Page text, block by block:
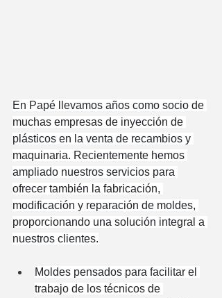
En Papé llevamos años como socio de
muchas empresas de inyección de
plásticos en la venta de recambios y
maquinaria. Recientemente hemos
ampliado nuestros servicios para
ofrecer también la fabricación,
modificación y reparación de moldes,
proporcionando una solución integral a
nuestros clientes.
Moldes pensados para facilitar el
trabajo de los técnicos de